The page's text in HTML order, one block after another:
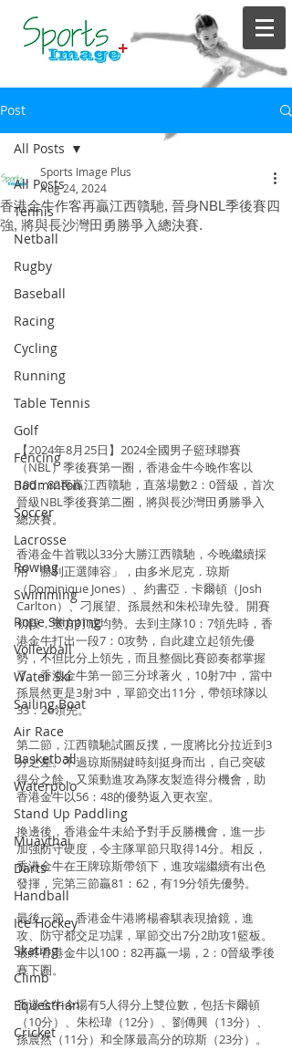
Post
All Posts
Tennis
Netball
Rugby
Baseball
Racing
Cycling
Running
Table Tennis
Golf
Fencing
Badminton
Soccer
Lacrosse
Rowing
Swimming
Rope Skipping
Volleyball
Water Ski
Sailing Boat
Air Race
Basketball
Waterpolo
Stand Up Paddling
Muaythai
Darts
Handball
Ice Hockey
Skating
Climb
Equestrian
Cricket
All Posts
香港金牛作客再贏江西贛馳, 晉身NBL季後賽四
強, 將與長沙灣田勇勝爭入總決賽.
Sports Image Plus
Aug 24, 2024
【2024年8月25日】2024全國男子籃球聯賽
（NBL）季後賽第一圈，香港金牛今晚作客以
100：82再贏江西贛馳，直落場數2：0晉級，首次
晉級NBL季後賽第二圈，將與長沙灣田勇勝爭入
總決賽。
香港金牛首戰以33分大勝江西贛馳，今晚繼續採
用「勝利正選陣容」，由多米尼克．琼斯
（Dominique Jones）、約書亞．卡爾頓（Josh
Carlton）、刁展望、孫晨然和朱松瑋先發。開賽
初段，雙方打成均勢。去到主隊10：7領先時，香
港金牛打出一段7：0攻勢，自此建立起領先優
勢，不但比分上領先，而且整個比賽節奏都掌握
了。香港金牛第一節三分球著火，10射7中，當中
孫晨然更是3射3中，單節交出11分，帶領球隊以
33：26領先。
第二節，江西贛馳試圖反撲，一度將比分拉近到3
分之差。不過琼斯關鍵時刻挺身而出，自己突破
得分之餘，又策動進攻為隊友製造得分機會，助
香港金牛以56：48的優勢返入更衣室。
換邊後，香港金牛未給予對手反勝機會，進一步
加強防守硬度，令主隊單節只取得14分。相反，
香港金牛在王牌琼斯帶領下，進攻端繼續有出色
發揮，完第三節贏81：62，有19分領先優勢。
最後一節，香港金牛港將楊睿騏表現搶鏡，進
攻、防守都交足功課，單節交出7分2助攻1籃板。
最終香港金牛以100：82再贏一場，2：0晉級季後
賽下圈。
香港金牛今場有5人得分上雙位數，包括卡爾頓
（10分）、朱松瑋（12分）、劉傳興（13分）、
孫晨然（11分）和全隊最高分的琼斯（23分）。